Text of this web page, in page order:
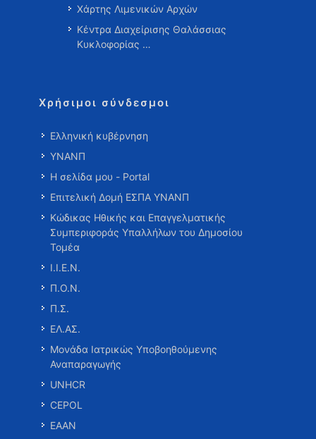
Χάρτης Λιμενικών Αρχών
Κέντρα Διαχείρισης Θαλάσσιας
Κυκλοφορίας …
Χρήσιμοι σύνδεσμοι
Ελληνική κυβέρνηση
ΥΝΑΝΠ
Η σελίδα μου - Portal
Επιτελική Δομή ΕΣΠΑ ΥΝΑΝΠ
Κώδικας Ηθικής και Επαγγελματικής
Συμπεριφοράς Υπαλλήλων του Δημοσίου
Τομέα
Ι.Ι.Ε.Ν.
Π.Ο.Ν.
Π.Σ.
ΕΛ.ΑΣ.
Μονάδα Ιατρικώς Υποβοηθούμενης
Αναπαραγωγής
UNHCR
CEPOL
ΕΑΑΝ